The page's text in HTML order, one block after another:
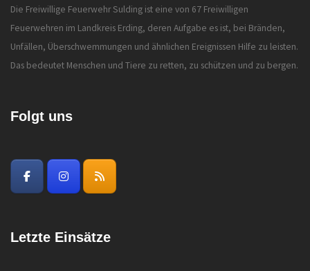
Die Freiwillige Feuerwehr Sulding ist eine von 67 Freiwilligen
Feuerwehren im Landkreis Erding, deren Aufgabe es ist, bei Bränden,
Unfällen, Überschwemmungen und ähnlichen Ereignissen Hilfe zu leisten.
Das bedeutet Menschen und Tiere zu retten, zu schützen und zu bergen.
Folgt uns
Letzte Einsätze